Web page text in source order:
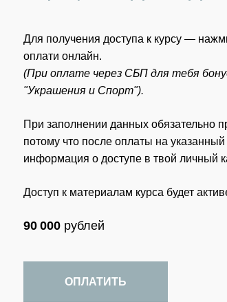
Для получения доступа к курсу —
оплати онлайн.
(При оплате через СБП для тебя
"Украшения и Спорт").
При заполнении данных обязательно
потому что после оплаты на
информация о доступе в твой личный
Доступ к материалам курса будет
90 000 рублей
ОПЛАТИТЬ